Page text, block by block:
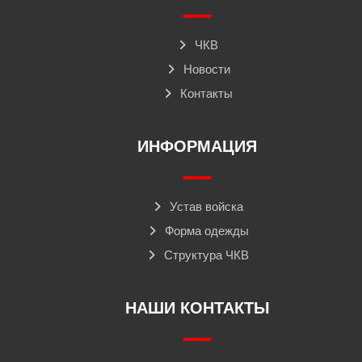
ЧКВ
Новости
Контакты
ИНФОРМАЦИЯ
Устав войска
Форма одежды
Структура ЧКВ
НАШИ КОНТАКТЫ